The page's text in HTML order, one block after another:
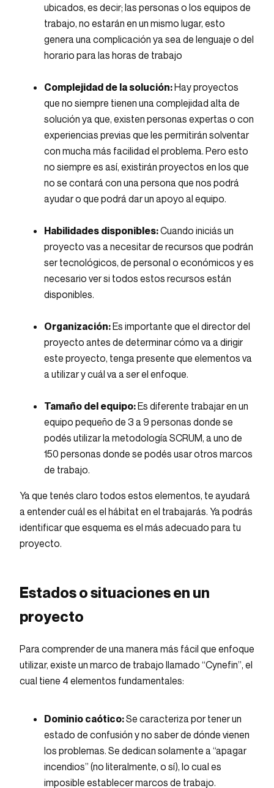
ubicados, es decir; las personas o los equipos de
trabajo, no estarán en un mismo lugar, esto
genera una complicación ya sea de lenguaje o del
horario para las horas de trabajo
Complejidad de la solución:Hay proyectos
que no siempre tienen una complejidad alta de
solución ya que, existen personas expertas o con
experiencias previas que les permitirán solventar
con mucha más facilidad el problema. Pero esto
no siempre es así, existirán proyectos en los que
no se contará con una persona que nos podrá
ayudar o que podrá dar un apoyo al equipo.
Habilidades disponibles:Cuando iniciás un
proyecto vas a necesitar de recursos que podrán
ser tecnológicos, de personal o económicos y es
necesario ver si todos estos recursos están
disponibles.
Organización:Es importante que el director del
proyecto antes de determinar cómo va a dirigir
este proyecto, tenga presente que elementos va
a utilizar y cuál va a ser el enfoque.
Tamaño del equipo:Es diferente trabajar en un
equipo pequeño de 3 a 9 personas donde se
podés utilizar la metodología SCRUM, a uno de
150 personas donde se podés usar otros marcos
de trabajo.
Ya que tenés claro todos estos elementos, te ayudará
a entender cuál es el hábitat en el trabajarás. Ya podrás
identificar que esquema es el más adecuado para tu
proyecto.
Estados o situaciones en un
proyecto
Para comprender de una manera más fácil que enfoque
utilizar, existe un marco de trabajo llamado “Cynefin”, el
cual tiene 4 elementos fundamentales:
Dominio caótico:Se caracteriza por tener un
estado de confusión y no saber de dónde vienen
los problemas. Se dedican solamente a “apagar
incendios” (no literalmente, o sí), lo cual es
imposible establecer marcos de trabajo.